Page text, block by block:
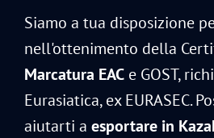
Siamo a tua disposizione
nell'ottenimento della
Marcatura EAC e GOST,
Eurasiatica, ex EURASEC.
aiutarti a esportare in